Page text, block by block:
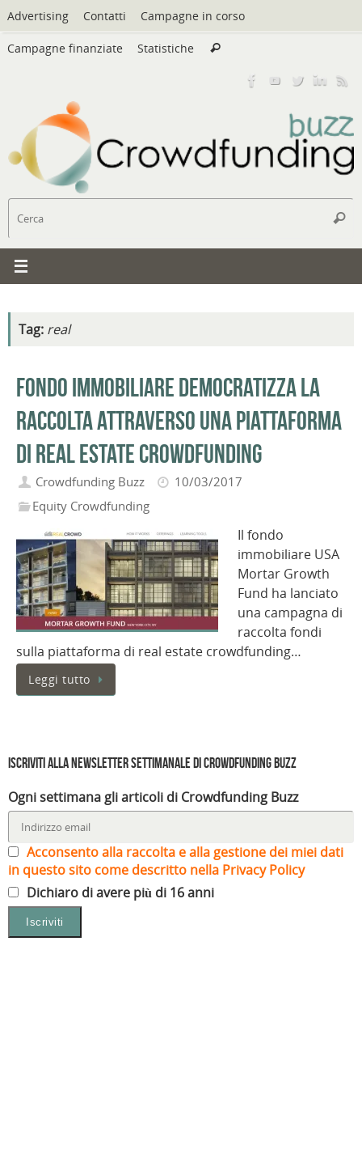
Vai
al
contenuto
Advertising Contatti Campagne in corso
Campagne finanziate Statistiche Cerca
Cerca
Tag: real
Fondo immobiliare democratizza la
raccolta attraverso una piattaforma
di real estate crowdfunding
Crowdfunding Buzz
10/03/2017
Equity Crowdfunding
Il fondo
immobiliare USA
Mortar Growth
Fund ha lanciato
una campagna di
raccolta fondi
sulla piattaforma di real estate crowdfunding…
Leggi tutto
Iscriviti alla Newsletter settimanale di Crowdfunding Buzz
Ogni settimana gli articoli di Crowdfunding Buzz
Acconsento alla raccolta e alla gestione dei miei dati
in questo sito come descritto nella Privacy Policy
Dichiaro di avere più di 16 anni